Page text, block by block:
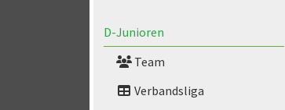
D-Junioren
Team
Verbandsliga